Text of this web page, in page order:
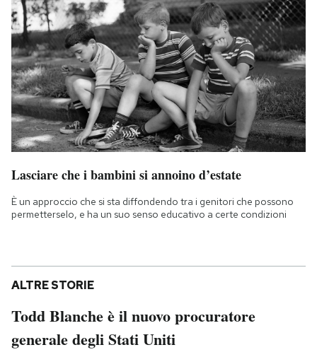
Lasciare che i bambini si annoino d’estate
È un approccio che si sta diffondendo tra i genitori che possono
permetterselo, e ha un suo senso educativo a certe condizioni
ALTRE STORIE
Todd Blanche è il nuovo procuratore
generale degli Stati Uniti